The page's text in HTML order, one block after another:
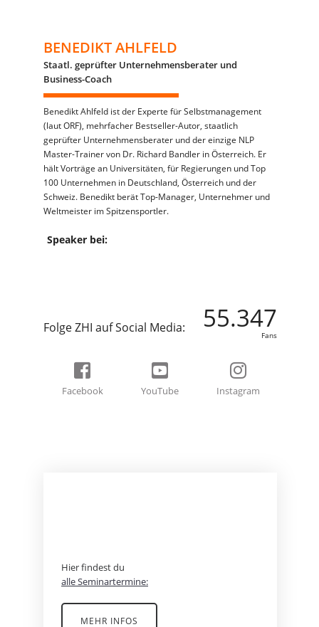
BENEDIKT AHLFELD
Staatl. geprüfter Unternehmensberater und
Business-Coach
Benedikt Ahlfeld ist der Experte für Selbstmanagement
(laut ORF), mehrfacher Bestseller-Autor, staatlich
geprüfter Unternehmensberater und der einzige NLP
Master-Trainer von Dr. Richard Bandler in Österreich. Er
hält Vorträge an Universitäten, für Regierungen und Top
100 Unternehmen in Deutschland, Österreich und der
Schweiz. Benedikt berät Top-Manager, Unternehmer und
Weltmeister im Spitzensportler.
Speaker bei:
Folge ZHI auf Social Media: 55.347
Fans
Facebook YouTube Instagram
Hier findest du
alle Seminartermine:
MEHR INFOS